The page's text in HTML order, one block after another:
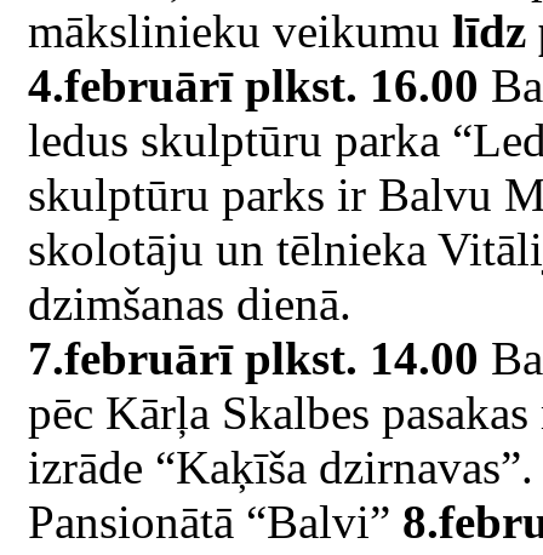
mākslinieku veikumu līdz
4.februārī plkst. 16.00
ledus skulptūru parka
skulptūru parks ir Balvu
skolotāju un tēlnieka
dzimšanas dienā.
7.februārī plkst. 14.00
pēc Kārļa Skalbes
izrāde “Kaķīša
Pansionātā “Balvi”